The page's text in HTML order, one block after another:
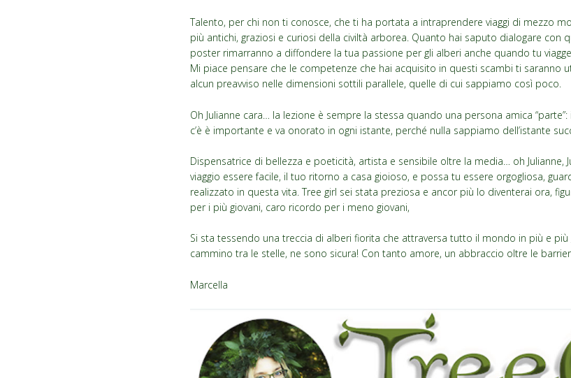
Talento, per chi non ti conosce, che ti ha portata a intraprendere viaggi di mezzo
più antichi, graziosi e curiosi della civiltà arborea. Quanto hai saputo dialogare con
poster rimarranno a diffondere la tua passione per gli alberi anche quando tu
Mi piace pensare che le competenze che hai acquisito in questi scambi ti saranno
alcun preavviso nelle dimensioni sottili parallele, quelle di cui sappiamo così poco.
Oh Julianne cara… la lezione è sempre la stessa quando una persona amica
c’è è importante e va onorato in ogni istante, perché nulla sappiamo dell’istante
Dispensatrice di bellezza e poeticità, artista e sensibile oltre la media… oh Julianne,
viaggio essere facile, il tuo ritorno a casa gioioso, e possa tu essere orgogliosa,
realizzato in questa vita. Tree girl sei stata preziosa e ancor più lo diventerai ora,
per i più giovani, caro ricordo per i meno giovani,
Si sta tessendo una treccia di alberi fiorita che attraversa tutto il mondo in più e più
cammino tra le stelle, ne sono sicura! Con tanto amore, un abbraccio oltre le
Marcella